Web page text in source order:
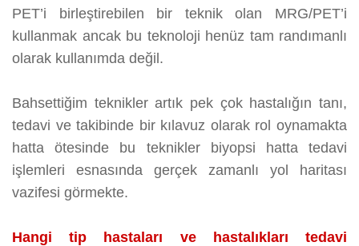
PET’i birleştirebilen bir teknik olan MRG/PET’i
kullanmak ancak bu teknoloji henüz tam randımanlı
olarak kullanımda değil.
Bahsettiğim teknikler artık pek çok hastalığın tanı,
tedavi ve takibinde bir kılavuz olarak rol oynamakta
hatta ötesinde bu teknikler biyopsi hatta tedavi
işlemleri esnasında gerçek zamanlı yol haritası
vazifesi görmekte.
Hangi tip hastaları ve hastalıkları tedavi